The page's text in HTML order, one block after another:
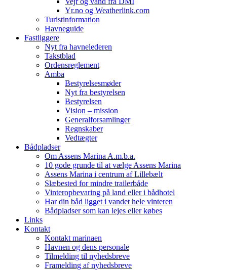
Yr.no og Weatherlink.com
Turistinformation
Havneguide
Fastliggere
Nyt fra havnelederen
Takstblad
Ordensreglement
Amba
Bestyrelsesmøder
Nyt fra bestyrelsen
Bestyrelsen
Vision – mission
Generalforsamlinger
Regnskaber
Vedtægter
Bådpladser
Om Assens Marina A.m.b.a.
10 gode grunde til at vælge Assens Marina
Assens Marina i centrum af Lillebælt
Slæbested for mindre trailerbåde
Vinteropbevaring på land eller i bådhotel
Har din båd ligget i vandet hele vinteren
Bådpladser som kan lejes eller købes
Links
Kontakt
Kontakt marinaen
Havnen og dens personale
Tilmelding til nyhedsbreve
Framelding af nyhedsbreve